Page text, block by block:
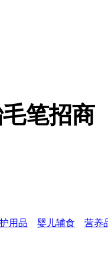
笔招商
用品 婴儿辅食 营养